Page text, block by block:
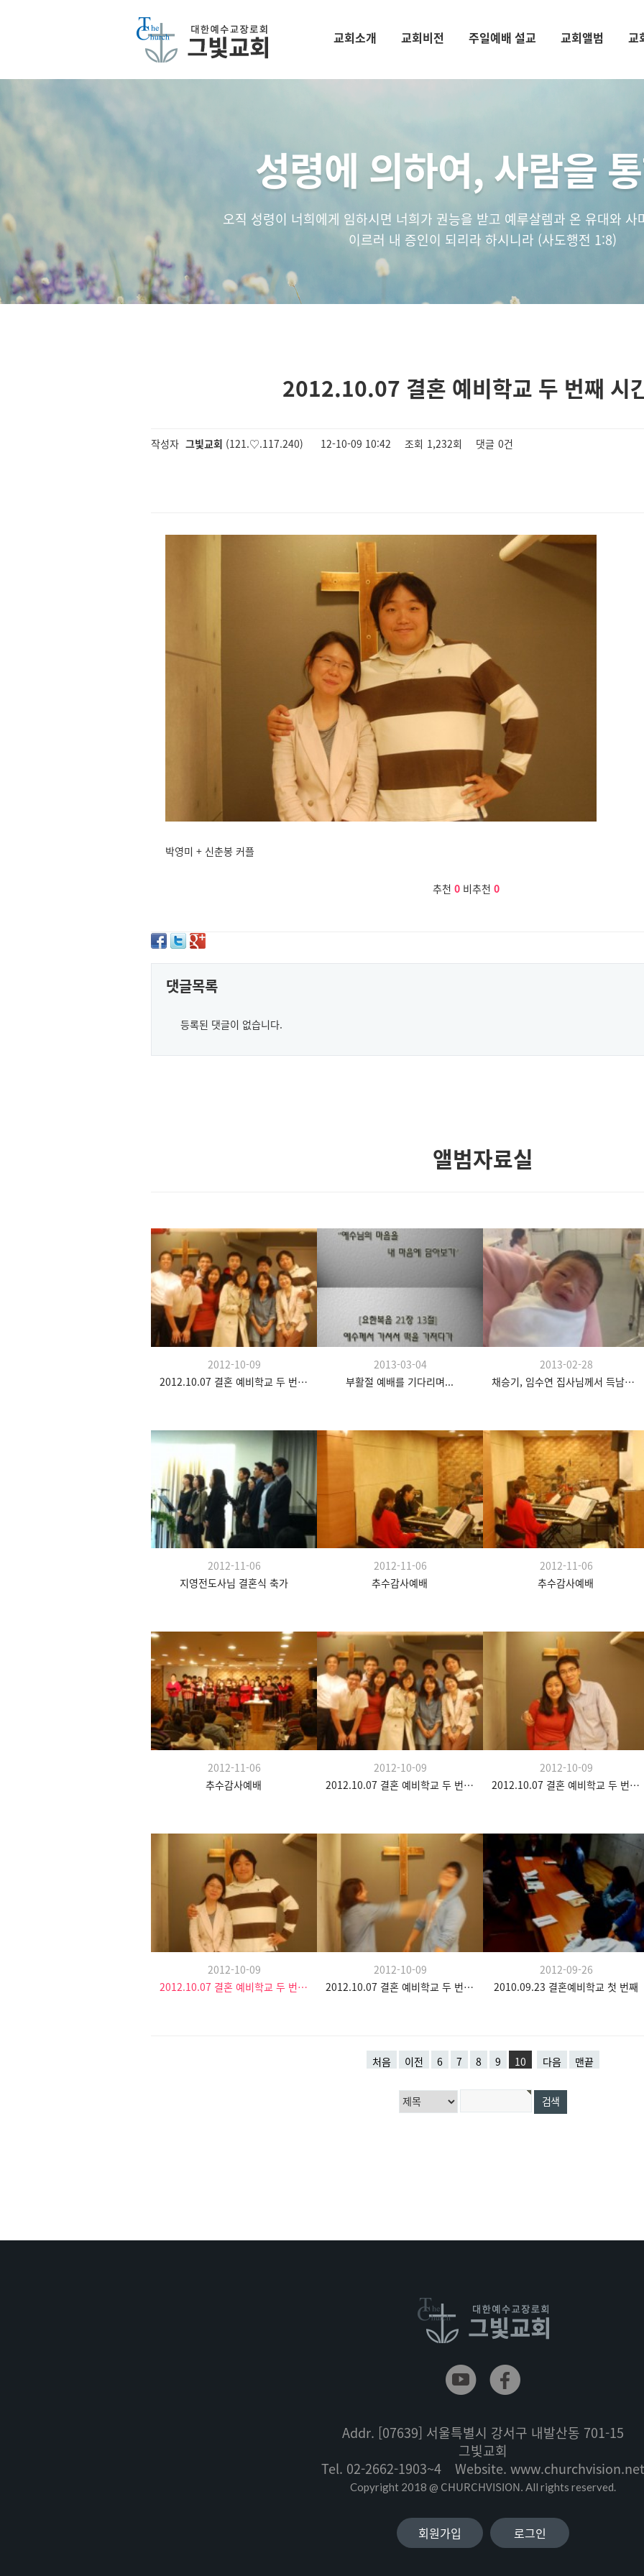
교회소개 교회비전 주일예배 설교 교회앨범 교
성령에 의하여, 사람을
오직 성령이 너희에게 임하시면 너희가 권능을 받고 예루살렘과 온 유대와 사
이르러 내 증인이 되리라 하시니라 (사도행전 1:8)
2012.10.07 결혼 예비학교 두 번째 시
작성자 그빛교회 (121.♡.117.240) 12-10-09 10:42 조회 1,232회 댓글 0건
박영미 + 신춘봉 커플
추천0 비추천0
댓글목록
등록된 댓글이 없습니다.
앨범자료실
2012-10-09
2012.10.07 결혼 예비학교 두 번째 시간
2013-03-04
부활절 예배를 기다리며...
2013-02-28
채승기, 임수연 집사님께서 득남하셨습니다.
2012-11-06
지영전도사님 결혼식 축가
2012-11-06
추수감사예배
2012-11-06
추수감사예배
2012-11-06
추수감사예배
2012-10-09
2012.10.07 결혼 예비학교 두 번째 시간
2012-10-09
2012.10.07 결혼 예비학교 두 번째 시간
2012-10-09
2012.10.07 결혼 예비학교 두 번째 시간
2012-10-09
2012.10.07 결혼 예비학교 두 번째 시간
2012-09-26
2010.09.23 결혼예비학교 첫 번째
처음 이전 6 7 8 9 10 다음 맨끝
Addr. [07639] 서울특별시 강서구 내발산동 701-15
그빛교회
Tel. 02-2662-1903~4 Website. www.churchvision.net
Copyright 2018 @ CHURCHVISION. All rights reserved.
회원가입 로그인